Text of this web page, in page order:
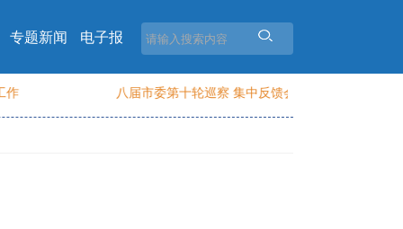
专题新闻 电子报
八届市委第十轮巡察 集中反馈会召开 周金星讲话